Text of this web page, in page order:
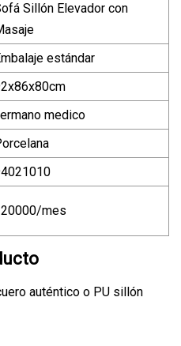
Sillón Elevador con
estándar
medico
mes
auténtico o PU sillón